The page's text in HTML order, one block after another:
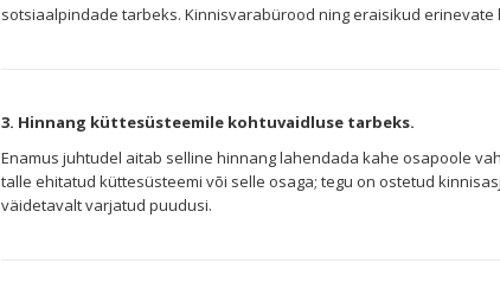
sotsiaalpindade tarbeks. Kinnisvarabürood ning eraisikud erinevate
3. Hinnang küttesüsteemile kohtuvaidluse tarbeks.
Enamus juhtudel aitab selline hinnang lahendada kahe osapoole
talle ehitatud küttesüsteemi või selle osaga; tegu on ostetud
väidetavalt varjatud puudusi.